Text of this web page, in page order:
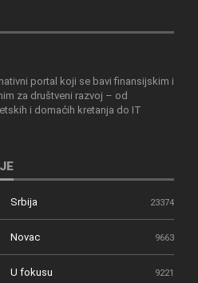
portal koji se bavi finansijskim i
za društveni razvoj – od
i domaćih kretanja do IT
Srbija 23374
Novac 9663
U fokusu 9221